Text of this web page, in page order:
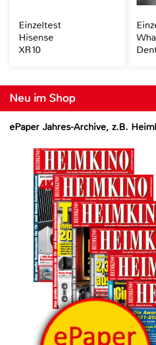
Neu im Shop
ePaper Jahres-Archive, z.B.
Einzeltest
Hisense
XR10